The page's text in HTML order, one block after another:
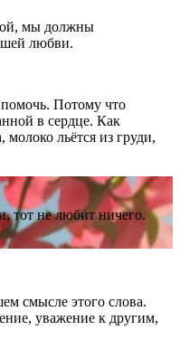
мы должны
любви.
Потому что
в сердце. Как
молоко льётся из груди,
тот не любит ничего.
смысле этого слова.
уважение к другим,